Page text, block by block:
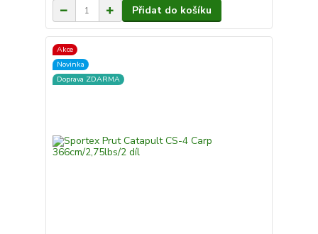
Přidat do košíku
Akce
Novinka
Doprava ZDARMA